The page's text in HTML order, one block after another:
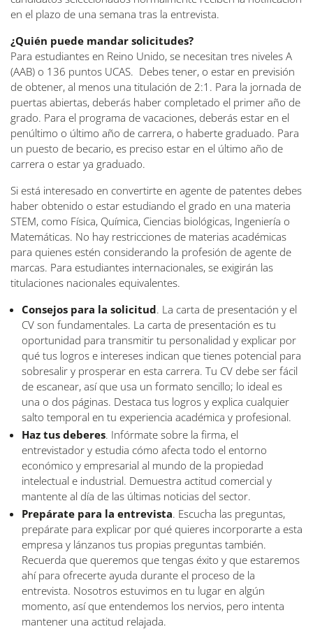
en el plazo de una semana tras la entrevista.
¿Quién puede mandar solicitudes?
Para estudiantes en Reino Unido, se necesitan tres niveles A
(AAB) o 136 puntos UCAS. Debes tener, o estar en previsión
de obtener, al menos una titulación de 2:1. Para la jornada de
puertas abiertas, deberás haber completado el primer año de
grado. Para el programa de vacaciones, deberás estar en el
penúltimo o último año de carrera, o haberte graduado. Para
un puesto de becario, es preciso estar en el último año de
carrera o estar ya graduado.
Si está interesado en convertirte en agente de patentes debes
haber obtenido o estar estudiando el grado en una materia
STEM, como Física, Química, Ciencias biológicas, Ingeniería o
Matemáticas. No hay restricciones de materias académicas
para quienes estén considerando la profesión de agente de
marcas. Para estudiantes internacionales, se exigirán las
titulaciones nacionales equivalentes.
Consejos para la solicitud. La carta de presentación y el
CV son fundamentales. La carta de presentación es tu
oportunidad para transmitir tu personalidad y explicar por
qué tus logros e intereses indican que tienes potencial para
sobresalir y prosperar en esta carrera. Tu CV debe ser fácil
de escanear, así que usa un formato sencillo; lo ideal es
una o dos páginas. Destaca tus logros y explica cualquier
salto temporal en tu experiencia académica y profesional.
Haz tus deberes. Infórmate sobre la firma, el
entrevistador y estudia cómo afecta todo el entorno
económico y empresarial al mundo de la propiedad
intelectual e industrial. Demuestra actitud comercial y
mantente al día de las últimas noticias del sector.
Prepárate para la entrevista. Escucha las preguntas,
prepárate para explicar por qué quieres incorporarte a esta
empresa y lánzanos tus propias preguntas también.
Recuerda que queremos que tengas éxito y que estaremos
ahí para ofrecerte ayuda durante el proceso de la
entrevista. Nosotros estuvimos en tu lugar en algún
momento, así que entendemos los nervios, pero intenta
mantener una actitud relajada.